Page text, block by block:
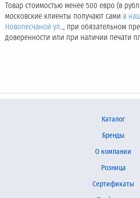
Товар стоимостью менее 500 евро (в
московские клиенты получают сами в
Новопесчаной ул.., при обязательном
доверенности или при наличии печати
Каталог
Бренды
О компании
Розница
Сертификаты